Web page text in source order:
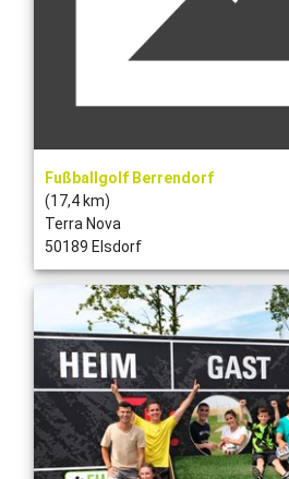
Fußballgolf Berrendorf
(17,4 km)
Terra Nova
50189 Elsdorf